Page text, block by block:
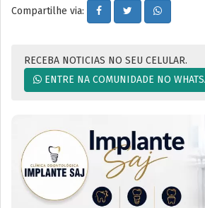
Compartilhe via:
RECEBA NOTICIAS NO SEU CELULAR.
ENTRE NA COMUNIDADE NO